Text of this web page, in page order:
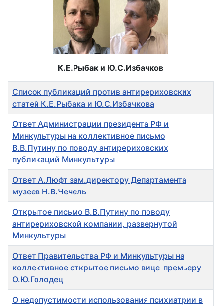
К.Е.Рыбак и Ю.С.Избачков
Заголовок
Список публикаций против антирериховских
статей К.Е.Рыбака и Ю.С.Избачкова
Ответ Администрации президента РФ и
Минкультуры на коллективное письмо
В.В.Путину по поводу антирериховских
публикаций Минкультуры
Ответ А.Люфт зам.директору Департамента
музеев Н.В.Чечель
Открытое письмо В.В.Путину по поводу
антирериховской компании, развернутой
Минкультуры
Ответ Правительства РФ и Минкультуры на
коллективное открытое письмо вице-премьеру
О.Ю.Голодец
О недопустимости использования психиатрии в